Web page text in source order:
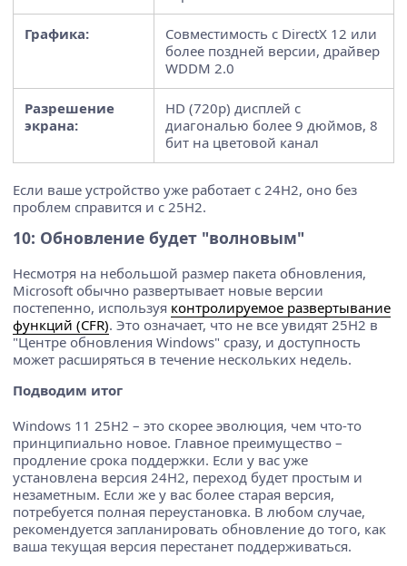
Графика:
Совместимость с DirectX 12 или
более поздней версии, драйвер
WDDM 2.0
Разрешение
экрана:
HD (720p) дисплей с
диагональю более 9 дюймов, 8
бит на цветовой канал
Если ваше устройство уже работает с 24H2, оно без
проблем справится и с 25H2.
10: Обновление будет "волновым"
Несмотря на небольшой размер пакета обновления,
Microsoft обычно развертывает новые версии
постепенно, используя контролируемое развертывание
функций (CFR). Это означает, что не все увидят 25H2 в
"Центре обновления Windows" сразу, и доступность
может расширяться в течение нескольких недель.
Подводим итог
Windows 11 25H2 – это скорее эволюция, чем что-то
принципиально новое. Главное преимущество –
продление срока поддержки. Если у вас уже
установлена версия 24H2, переход будет простым и
незаметным. Если же у вас более старая версия,
потребуется полная переустановка. В любом случае,
рекомендуется запланировать обновление до того, как
ваша текущая версия перестанет поддерживаться.